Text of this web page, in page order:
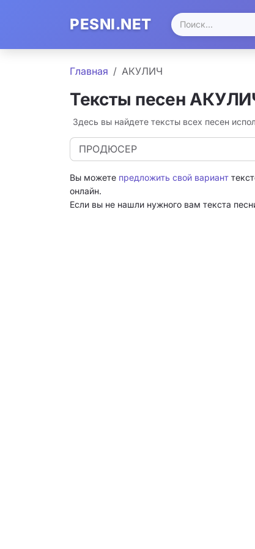
PESNI.NET
Главная АКУЛИЧ
Тексты песен
Здесь вы найдете тексты всех песен
ПРОДЮСЕР
Вы можете предложить свой вариант
онлайн.
Если вы не нашли нужного вам текста